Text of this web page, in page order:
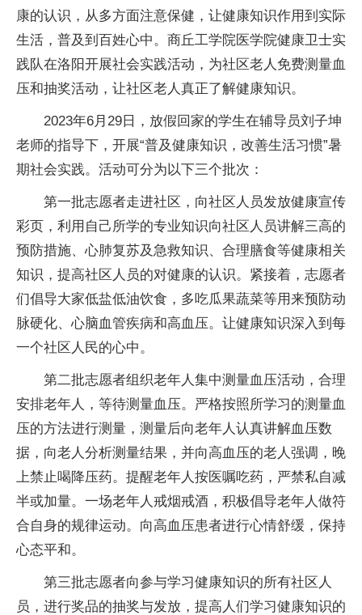
康的认识，从多方面注意保健，让健康知识作用到实际
生活，普及到百姓心中。商丘工学院医学院健康卫士实
践队在洛阳开展社会实践活动，为社区老人免费测量血
压和抽奖活动，让社区老人真正了解健康知识。
2023年6月29日，放假回家的学生在辅导员刘子坤
老师的指导下，开展“普及健康知识，改善生活习惯”暑
期社会实践。活动可分为以下三个批次：
第一批志愿者走进社区，向社区人员发放健康宣传
彩页，利用自己所学的专业知识向社区人员讲解三高的
预防措施、心肺复苏及急救知识、合理膳食等健康相关
知识，提高社区人员的对健康的认识。紧接着，志愿者
们倡导大家低盐低油饮食，多吃瓜果蔬菜等用来预防动
脉硬化、心脑血管疾病和高血压。让健康知识深入到每
一个社区人民的心中。
第二批志愿者组织老年人集中测量血压活动，合理
安排老年人，等待测量血压。严格按照所学习的测量血
压的方法进行测量，测量后向老年人认真讲解血压数
据，向老人分析测量结果，并向高血压的老人强调，晚
上禁止喝降压药。提醒老年人按医嘱吃药，严禁私自减
半或加量。一场老年人戒烟戒酒，积极倡导老年人做符
合自身的规律运动。向高血压患者进行心情舒缓，保持
心态平和。
第三批志愿者向参与学习健康知识的所有社区人
员，进行奖品的抽奖与发放，提高人们学习健康知识的